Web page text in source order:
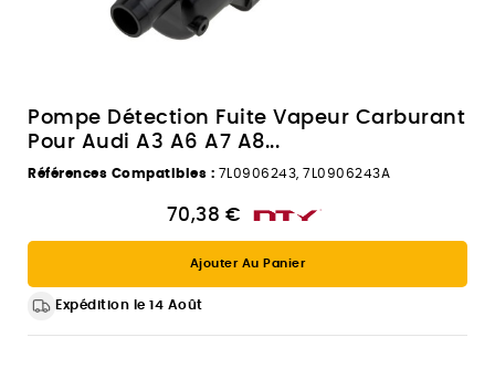
Pompe Détection Fuite Vapeur Carburant
Pour Audi A3 A6 A7 A8...
Références Compatibles : 7L0906243, 7L0906243A
70,38 €
Ajouter Au Panier
Expédition le 14 Août